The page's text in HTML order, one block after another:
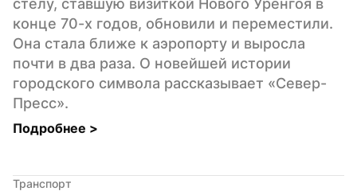
стелу, ставшую визиткой Нового Уренгоя в
конце 70-х годов, обновили и переместили.
Она стала ближе к аэропорту и выросла
почти в два раза. О новейшей истории
городского символа рассказывает «Север-
Пресс».
Подробнее >
Транспорт